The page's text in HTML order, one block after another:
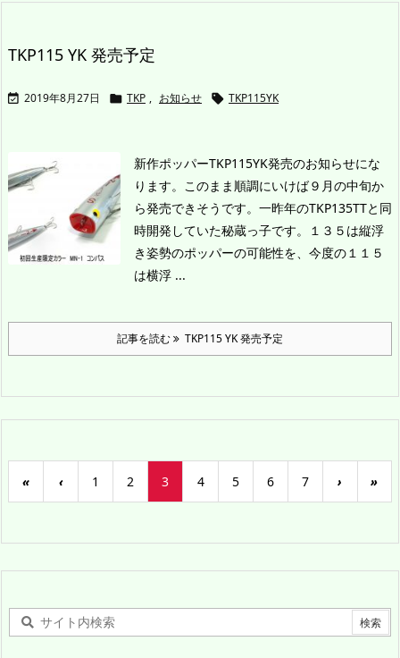
TKP115 YK 発売予定
 2019年8月27日  TKP , お知らせ  TKP115YK
新作ポッパーTKP115YK発売のお知らせにな
ります。 このまま順調にいけば９月の中旬か
ら発売できそうです。一昨年のTKP135TTと同
時開発していた秘蔵っ子です。１３５は縦浮
き姿勢のポッパーの可能性を、今度の１１５
は横浮 ...
記事を読む TKP115 YK 発売予定
« ‹ 1 2 3 4 5 6 7 › »